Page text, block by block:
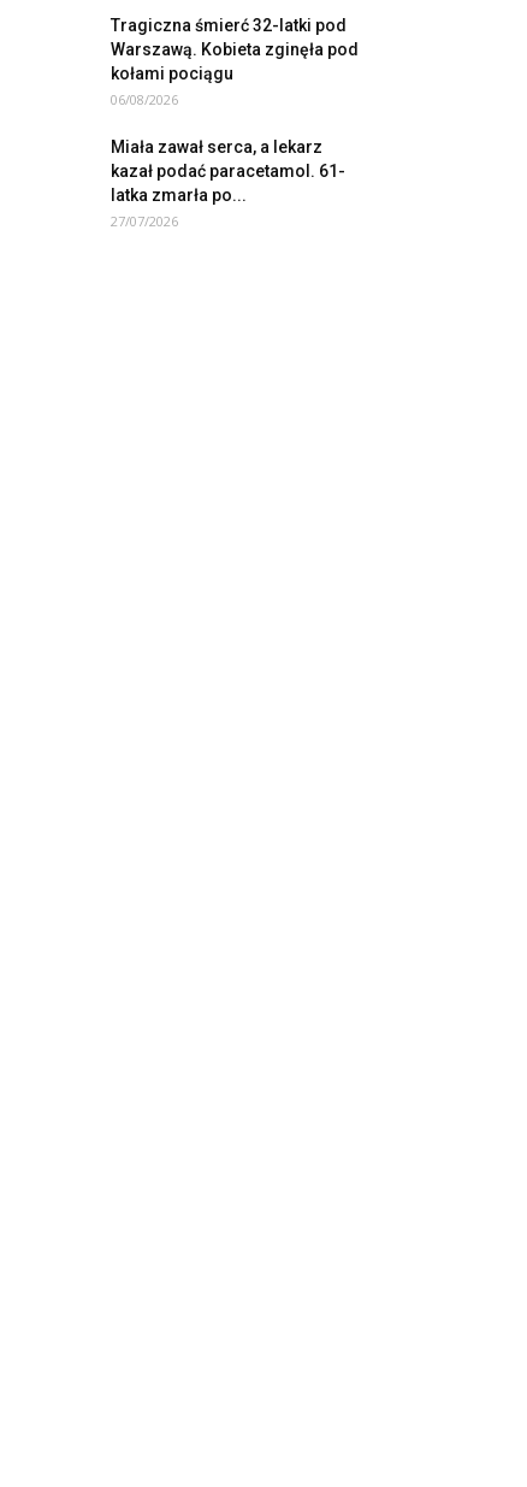
Tragiczna śmierć 32-latki pod
Warszawą. Kobieta zginęła pod
kołami pociągu
06/08/2026
Miała zawał serca, a lekarz
kazał podać paracetamol. 61-
latka zmarła po...
27/07/2026